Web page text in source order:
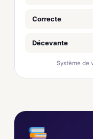
Correcte
Décevante
Système de